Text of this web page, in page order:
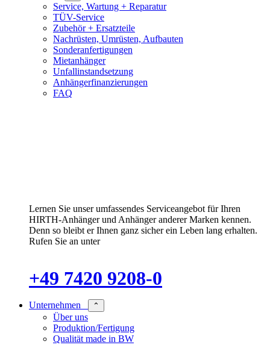
Service, Wartung + Reparatur
TÜV-Service
Zubehör + Ersatzteile
Nachrüsten, Umrüsten, Aufbauten
Sonderanfertigungen
Mietanhänger
Unfallinstandsetzung
Anhängerfinanzierungen
FAQ
Lernen Sie unser umfassendes Serviceangebot für Ihren
HIRTH-Anhänger und Anhänger anderer Marken kennen.
Denn so bleibt er Ihnen ganz sicher ein Leben lang erhalten.
Rufen Sie an unter
+49 7420 9208-0
Unternehmen ⌃
Über uns
Produktion/Fertigung
Qualität made in BW